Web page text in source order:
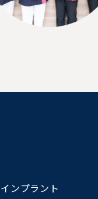
インプラント